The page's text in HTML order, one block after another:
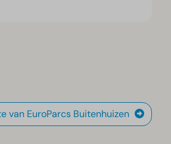
van EuroParcs Buitenhuizen